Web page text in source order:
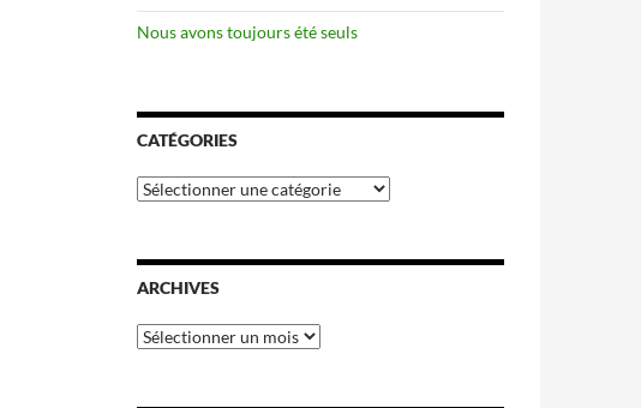
Nous avons toujours été seuls
CATÉGORIES
Catégories
ARCHIVES
Archives